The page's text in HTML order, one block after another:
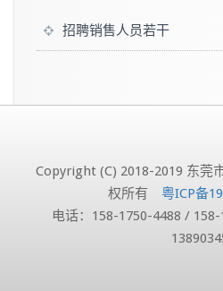
招聘销售人员若干
Copyright (C) 2018-2019 东莞
权所有 粤ICP备
电话：158-1750-4488 /